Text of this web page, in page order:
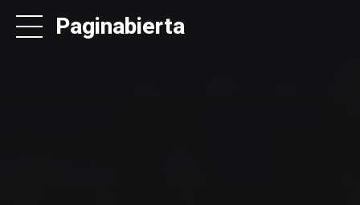
Paginabierta